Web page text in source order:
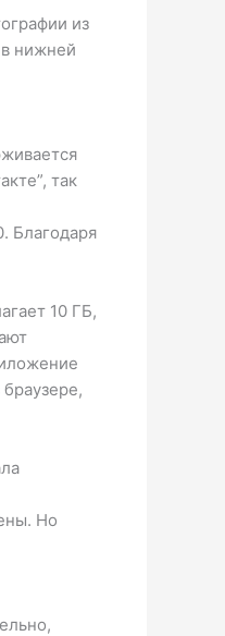
из
в нижней
так
Благодаря
10 ГБ,
Но